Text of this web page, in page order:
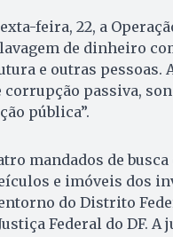
feira, 22, a
de dinheiro
e outras pessoas.
passiva,
pública”.
mandados de busca
e imóveis dos
do Distrito
Federal do DF. A